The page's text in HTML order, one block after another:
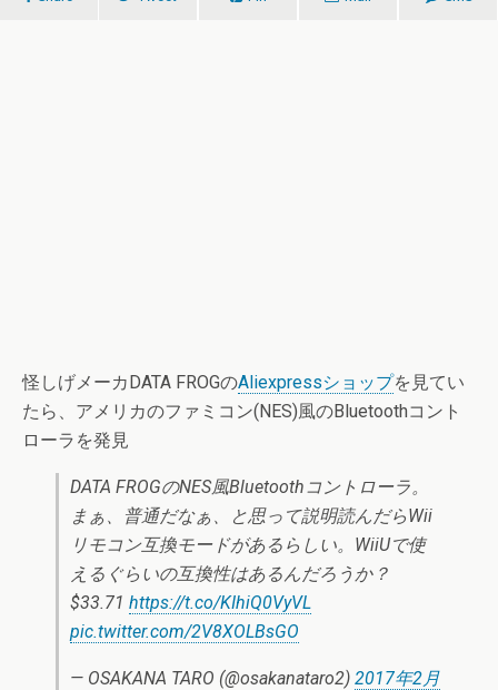
怪しげメーカDATA FROGのAliexpressショップを見てい
たら、アメリカのファミコン(NES)風のBluetoothコント
ローラを発見
DATA FROGのNES風Bluetoothコントローラ。
まぁ、普通だなぁ、と思って説明読んだらWii
リモコン互換モードがあるらしい。WiiUで使
えるぐらいの互換性はあるんだろうか？
$33.71 https://t.co/KIhiQ0VyVL
pic.twitter.com/2V8XOLBsGO
— OSAKANA TARO (@osakanataro2) 2017年2月